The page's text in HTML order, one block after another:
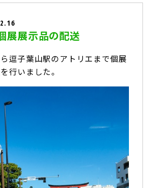
展展示品の配送
逗子葉山駅のアトリエまで個展
行いました。